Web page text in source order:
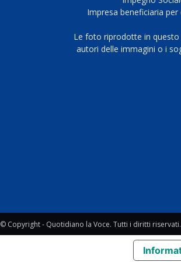
Impresa beneficiaria
Le foto riprodotte in
autori delle immagini o i
© Copyright - Quotidiano la Voce. Tutti i diritti riservati.